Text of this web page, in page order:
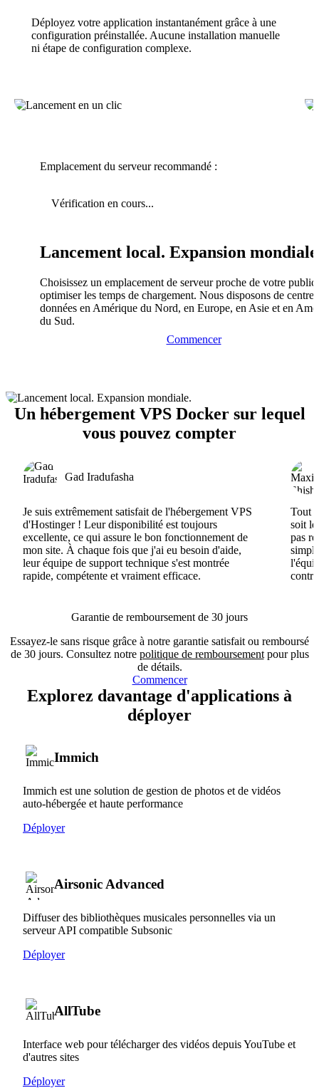
Déployez votre application instantanément grâce à une
configuration préinstallée. Aucune installation manuelle
ni étape de configuration complexe.
Emplacement du serveur recommandé :
Vérification en cours...
Lancement local. Expansion
Choisissez un emplacement de serveur proche de votre
optimiser les temps de chargement. Nous disposons de
données en Amérique du Nord, en Europe, en Asie et en
du Sud.
Commencer
Un hébergement VPS Docker sur lequel
vous pouvez compter
Gad Iradufasha
Je suis extrêmement satisfait de l'hébergement VPS
d'Hostinger ! Leur disponibilité est toujours
excellente, ce qui assure le bon fonctionnement de
mon site. À chaque fois que j'ai eu besoin d'aide,
leur équipe de support technique s'est montrée
rapide, compétente et vraiment efficace.
Tout
soit
pas
Garantie de remboursement de 30 jours
Essayez-le sans risque grâce à notre garantie satisfait ou remboursé
de 30 jours. Consultez notre politique de remboursementpour plus
de détails.
Commencer
Explorez davantage d'applications à
déployer
Immich
Immich est une solution de gestion de photos et de vidéos
auto-hébergée et haute performance
Déployer
Airsonic Advanced
Diffuser des bibliothèques musicales personnelles via un
serveur API compatible Subsonic
Déployer
AllTube
Interface web pour télécharger des vidéos depuis YouTube et
d'autres sites
Déployer